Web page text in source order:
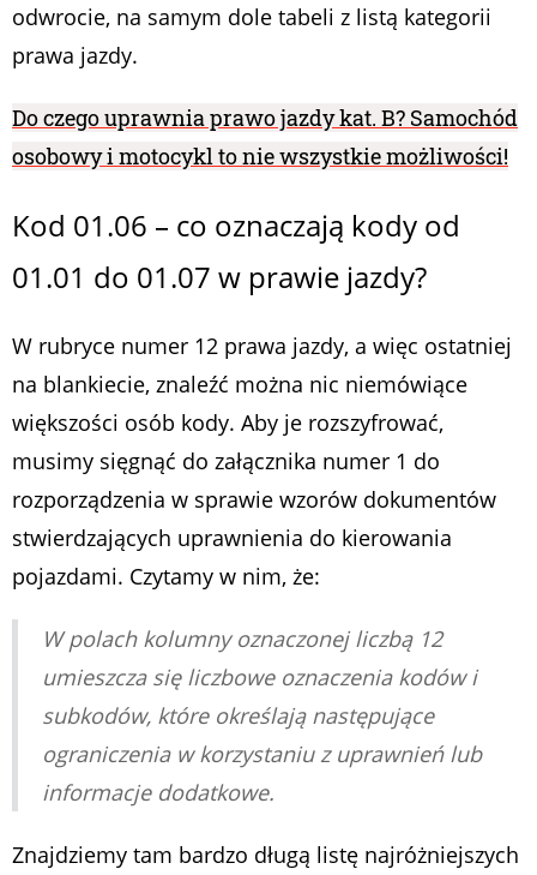
odwrocie, na samym dole tabeli z listą kategorii
prawa jazdy.
Do czego uprawnia prawo jazdy kat. B? Samochód
osobowy i motocykl to nie wszystkie możliwości!
Kod 01.06 – co oznaczają kody od
01.01 do 01.07 w prawie jazdy?
W rubryce numer 12 prawa jazdy, a więc ostatniej
na blankiecie, znaleźć można nic niemówiące
większości osób kody. Aby je rozszyfrować,
musimy sięgnąć do załącznika numer 1 do
rozporządzenia w sprawie wzorów dokumentów
stwierdzających uprawnienia do kierowania
pojazdami. Czytamy w nim, że:
W polach kolumny oznaczonej liczbą 12
umieszcza się liczbowe oznaczenia kodów i
subkodów, które określają następujące
ograniczenia w korzystaniu z uprawnień lub
informacje dodatkowe.
Znajdziemy tam bardzo długą listę najróżniejszych